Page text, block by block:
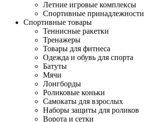
Летние игровые комплексы
Спортивные принадлежности
Спортивные товары
Теннисные ракетки
Тренажеры
Товары для фитнеса
Одежда и обувь для спорта
Батуты
Мячи
Лонгборды
Роликовые коньки
Самокаты для взрослых
Наборы защиты для роликов
Ворота и сетки